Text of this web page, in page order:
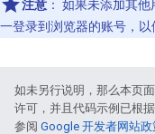
注意 ： 如果未添加其他
一登录到浏览器的账号，以
如未另行说明，那么本页
许可，并且代码示例已根据
参阅 Google 开发者网站政